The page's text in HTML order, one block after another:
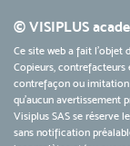
© VISIPLUS
Ce site web a fait l'objet
Copieurs, contrefacteurs
contrefaçon ou imitation
qu’aucun avertissement
Visiplus SAS se réserve
sans notification